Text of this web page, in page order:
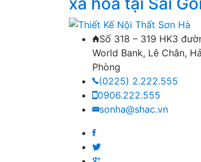
Số 318 – 319 HK3
World Bank, Lê Chân,
Phòng
(0225) 2.222.555
0906.222.555
sonha@shac.vn